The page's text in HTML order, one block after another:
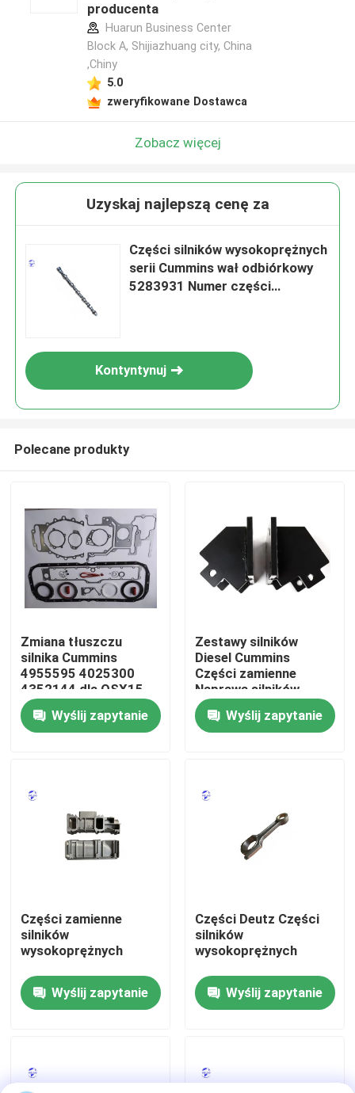
Dom
Produkty
O nas
Kontrola jakości
Poprosić o wycenę
Silnik DEUTZ
Silnik CUMMINS
producenta
Huarun Business Center
Block A, Shijiazhuang city, China
,Chiny
5.0
zweryfikowane Dostawca
Zobacz więcej
Uzyskaj najlepszą cenę za
Części silników wysokoprężnych
serii Cummins wał odbiórkowy
5283931 Numer części
Kontyntynuj
Polecane produkty
Zmiana tłuszczu
silnika Cummins
4955595 4025300
4352144 dla QSX15
ISX15
Wyślij zapytanie
Zestawy silników
Diesel Cummins
Części zamienne
Naprawa silników
Wyślij zapytanie
Części zamienne
silników
wysokoprężnych
Wyślij zapytanie
Części Deutz Części
silników
wysokoprężnych
Wyślij zapytanie